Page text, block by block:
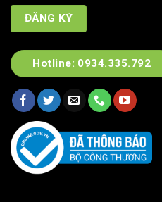
Hotline: 0934.335.792